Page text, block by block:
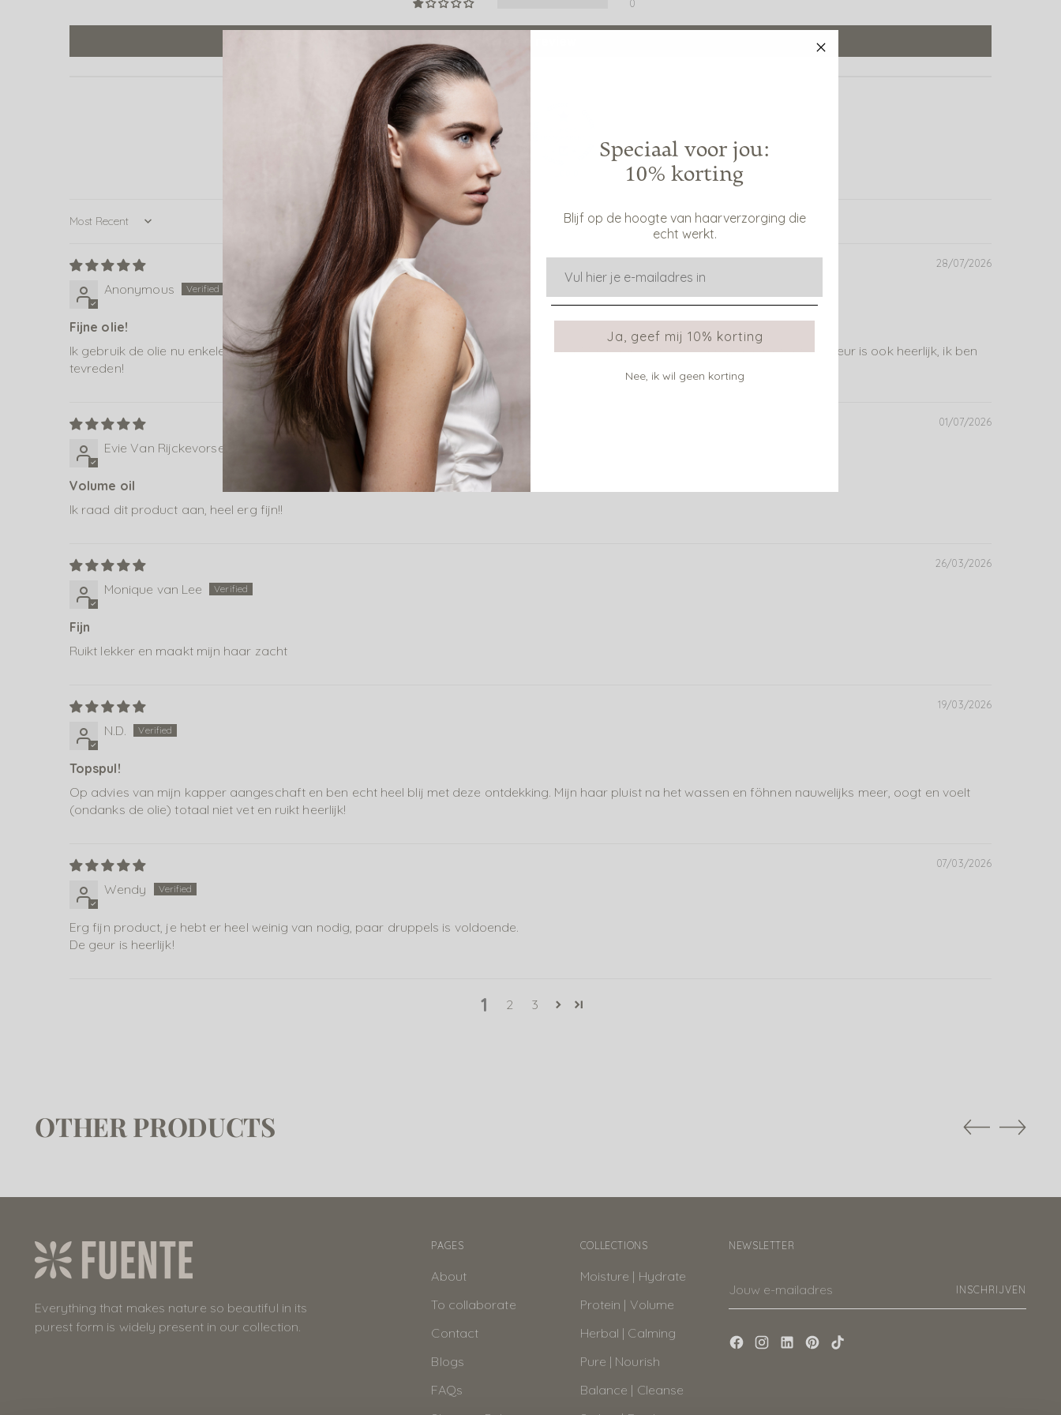
0
100.0
Sort by
28/07/2026
Anonymous
Fijne olie!
Ik gebruik de olie nu enkele weken nadat ik mijn haar heb gewassen en het bevalt goed! Mijn haar blijft luchtig en wordt niet vet. De geur is ook heerlijk, ik ben
tevreden!
01/07/2026
Evie Van Rijckevorsel-Dekkers
Volume oil
Ik raad dit product aan, heel erg fijn!!
26/03/2026
Monique van Lee
Fijn
Ruikt lekker en maakt mijn haar zacht
19/03/2026
N.D.
Topspul!
Op advies van mijn kapper aangeschaft en ben echt heel blij met deze ontdekking. Mijn haar pluist na het wassen en föhnen nauwelijks meer, oogt en voelt
(ondanks de olie) totaal niet vet en ruikt heerlijk!
07/03/2026
Wendy
Erg fijn product, je hebt er heel weinig van nodig, paar druppels is voldoende.
De geur is heerlijk!
1 2 3
OTHER PRODUCTS
Everything that makes nature so beautiful in its
purest form is widely present in our collection.
PAGES
About
To collaborate
Contact
Blogs
FAQs
COLLECTIONS
Moisture | Hydrate
Protein | Volume
Herbal | Calming
Pure | Nourish
Balance | Cleanse
NEWSLETTER
e-
INSCHRIJVEN
Speciaal voor jou:
10% korting
Blijf op de hoogte van haarverzorging die
echt werkt.
E-mail
Ja, geef mij 10% korting
Nee, ik wil geen korting